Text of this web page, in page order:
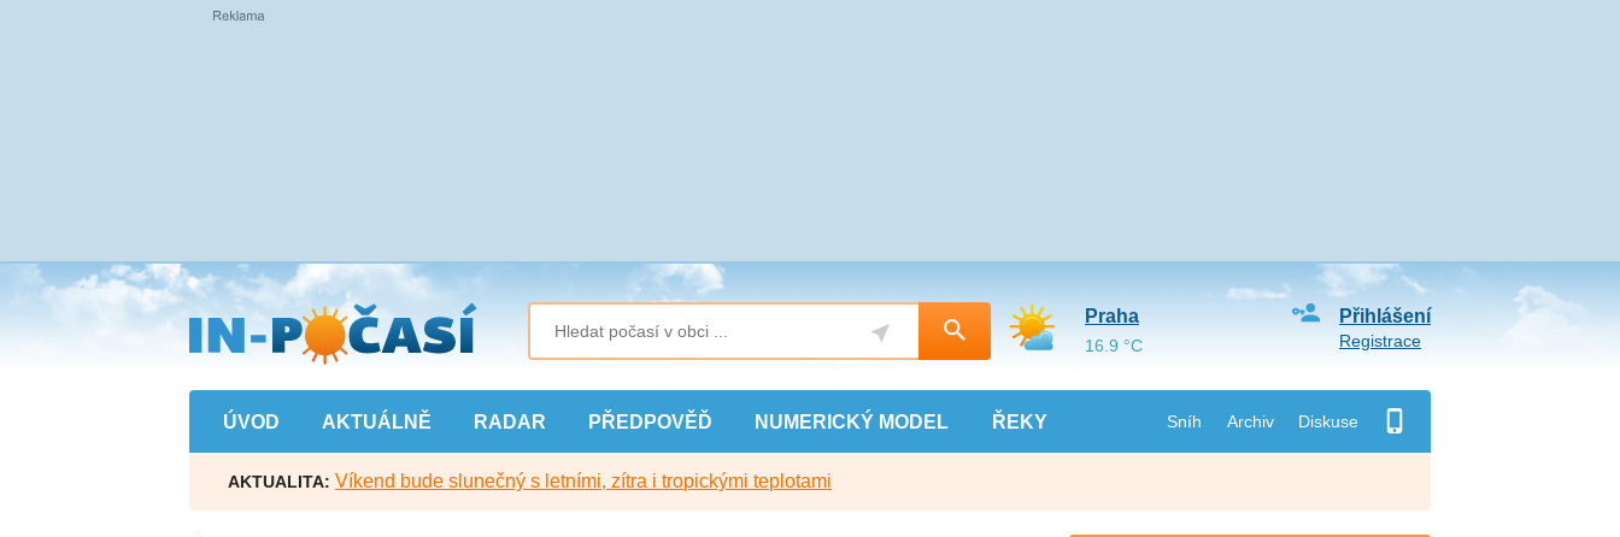
Přejít
na
hlavní
obsah
ÚVOD AKTUÁLNĚ RADAR PŘEDPOVĚĎ NUMERICKÝ MODEL ŘEKY Sníh Archiv Diskuse
Přihlášení
Registrace
Praha
16.9 °C
AKTUALITA: Víkend bude slunečný s letními, zítra i tropickými teplotami